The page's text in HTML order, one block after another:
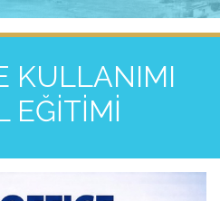
KULLANIMI
EĞİTİMİ